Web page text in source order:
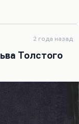
детством»
из
Очень
конформизме.
это отказ от
растворить,
от…
2 года назад
Толстого